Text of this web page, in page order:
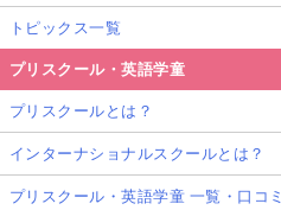
トピックス一覧
プリスクール・英語学童
プリスクールとは？
インターナショナルスクールとは？
プリスクール・英語学童 一覧・口コミ